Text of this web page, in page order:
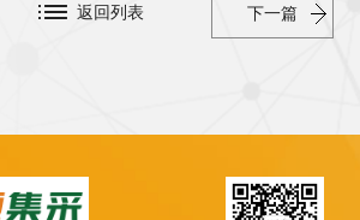
下一篇
返回列表